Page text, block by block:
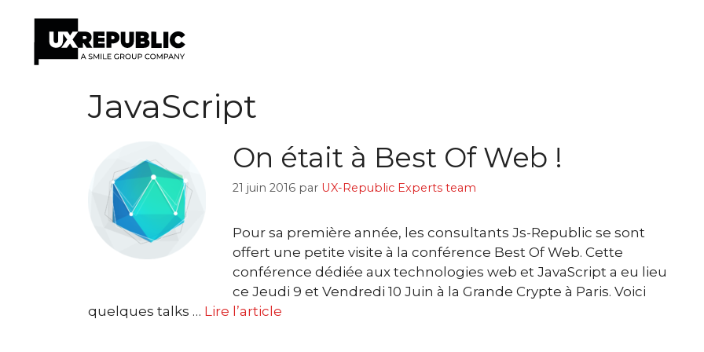
JavaScript
On était à Best Of Web !
21 juin 2016 par UX-Republic Experts team
Pour sa première année, les consultants Js-Republic se sont
offert une petite visite à la conférence Best Of Web. Cette
conférence dédiée aux technologies web et JavaScript a eu lieu
ce Jeudi 9 et Vendredi 10 Juin à la Grande Crypte à Paris. Voici
quelques talks … Lire l’article